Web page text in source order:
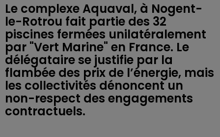
Le complexe Aquaval, à Nogent-
le-Rotrou fait partie des 32
piscines fermées unilatéralement
par "Vert Marine" en France. Le
délégataire se justifie par la
flambée des prix de l’énergie, mais
les collectivités dénoncent un
non-respect des engagements
contractuels.